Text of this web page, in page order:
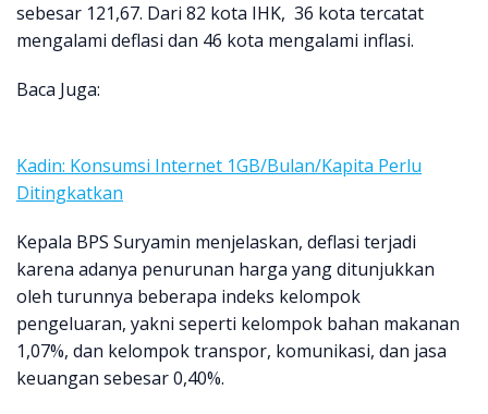
sebesar 121,67. Dari 82 kota IHK, 36 kota tercatat
mengalami deflasi dan 46 kota mengalami inflasi.
Baca Juga:
Kadin: Konsumsi Internet 1GB/Bulan/Kapita Perlu
Ditingkatkan
Kepala BPS Suryamin menjelaskan, deflasi terjadi
karena adanya penurunan harga yang ditunjukkan
oleh turunnya beberapa indeks kelompok
pengeluaran, yakni seperti kelompok bahan makanan
1,07%, dan kelompok transpor, komunikasi, dan jasa
keuangan sebesar 0,40%.